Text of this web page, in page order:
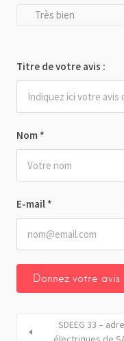
Nom *
E-mail *
Très bien
Titre de votre avis :
SDEEG 33 –